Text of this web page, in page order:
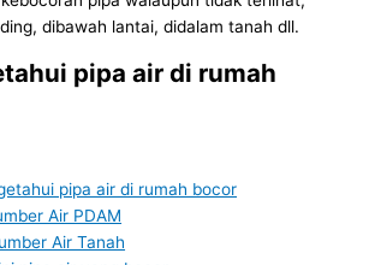
dibawah lantai, didalam tanah dll.
pipa air di rumah
pipa air di rumah bocor
Air PDAM
Air Tanah